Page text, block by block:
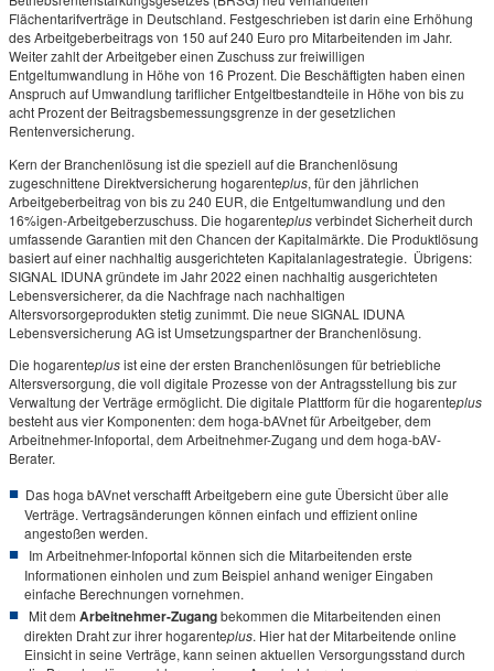
Flächentarifverträge in Deutschland. Festgeschrieben ist darin eine Erhöhung
des Arbeitgeberbeitrags von 150 auf 240 Euro pro Mitarbeitenden im Jahr.
Weiter zahlt der Arbeitgeber einen Zuschuss zur freiwilligen
Entgeltumwandlung in Höhe von 16 Prozent. Die Beschäftigten haben einen
Anspruch auf Umwandlung tariflicher Entgeltbestandteile in Höhe von bis zu
acht Prozent der Beitragsbemessungsgrenze in der gesetzlichen
Rentenversicherung.
Kern der Branchenlösung ist die speziell auf die Branchenlösung
zugeschnittene Direktversicherung hogarenteplus, für den jährlichen
Arbeitgeberbeitrag von bis zu 240 EUR, die Entgeltumwandlung und den
16%igen-Arbeitgeberzuschuss. Die hogarenteplusverbindet Sicherheit durch
umfassende Garantien mit den Chancen der Kapitalmärkte. Die Produktlösung
basiert auf einer nachhaltig ausgerichteten Kapitalanlagestrategie. Übrigens:
SIGNAL IDUNA gründete im Jahr 2022 einen nachhaltig ausgerichteten
Lebensversicherer, da die Nachfrage nach nachhaltigen
Altersvorsorgeprodukten stetig zunimmt. Die neue SIGNAL IDUNA
Lebensversicherung AG ist Umsetzungspartner der Branchenlösung.
Die hogarenteplusist eine der ersten Branchenlösungen für betriebliche
Altersversorgung, die voll digitale Prozesse von der Antragsstellung bis zur
Verwaltung der Verträge ermöglicht. Die digitale Plattform für die hogarenteplus
besteht aus vier Komponenten: dem hoga-bAVnet für Arbeitgeber, dem
Arbeitnehmer-Infoportal, dem Arbeitnehmer-Zugang und dem hoga-bAV-
Berater.
Das hoga bAVnet verschafft Arbeitgebern eine gute Übersicht über alle
Verträge. Vertragsänderungen können einfach und effizient online
angestoßen werden.
Im Arbeitnehmer-Infoportal können sich die Mitarbeitenden erste
Informationen einholen und zum Beispiel anhand weniger Eingaben
einfache Berechnungen vornehmen.
Mit dem Arbeitnehmer-Zugangbekommen die Mitarbeitenden einen
direkten Draht zur ihrer hogarenteplus. Hier hat der Mitarbeitende online
Einsicht in seine Verträge, kann seinen aktuellen Versorgungsstand durch